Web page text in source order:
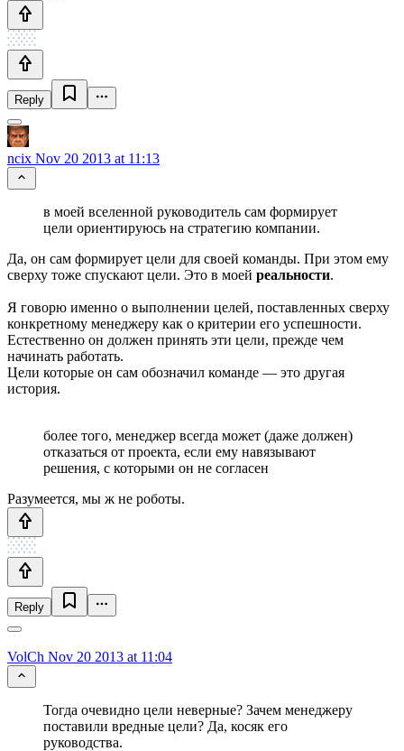
Reply
ncix Nov 20 2013 at 11:13
в моей вселенной руководитель сам формирует
цели ориентируюсь на стратегию компании.
Да, он сам формирует цели для своей команды. При этом ему
сверху тоже спускают цели. Это в моей реальности.
Я говорю именно о выполнении целей, поставленных сверху
конкретному менеджеру как о критерии его успешности.
Естественно он должен принять эти цели, прежде чем
начинать работать.
Цели которые он сам обозначил команде — это другая
история.
более того, менеджер всегда может (даже должен)
отказаться от проекта, если ему навязывают
решения, с которыми он не согласен
Разумеется, мы ж не роботы.
Reply
VolCh Nov 20 2013 at 11:04
Тогда очевидно цели неверные? Зачем менеджеру
поставили вредные цели? Да, косяк его
руководства.